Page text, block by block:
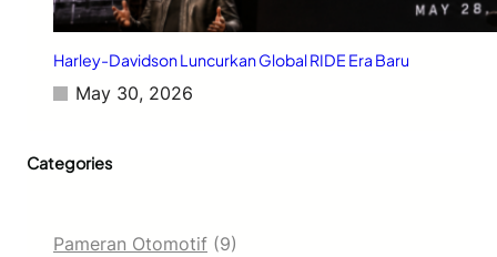
Harley-Davidson Luncurkan Global RIDE Era Baru
May 30, 2026
Categories
Pameran Otomotif (9)